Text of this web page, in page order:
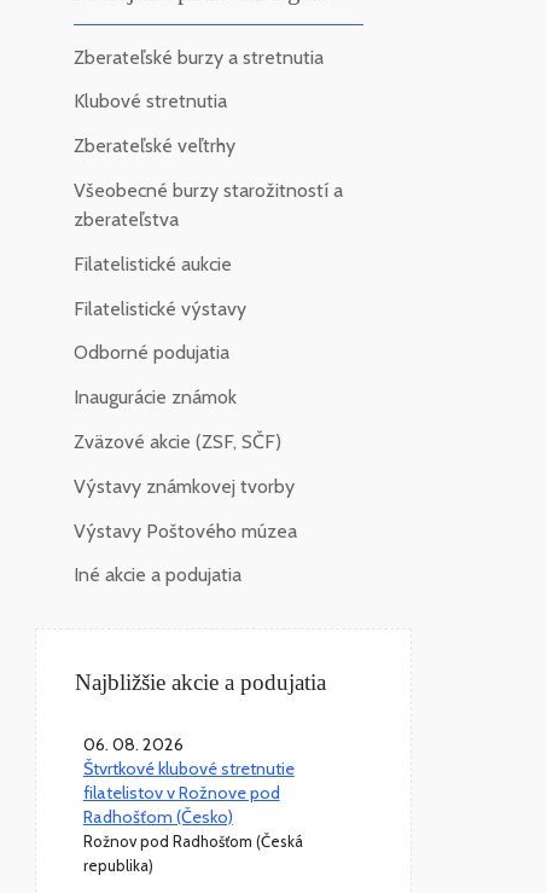
Zberateľské burzy a stretnutia
Klubové stretnutia
Zberateľské veľtrhy
Všeobecné burzy starožitností a
zberateľstva
Filatelistické aukcie
Filatelistické výstavy
Odborné podujatia
Inaugurácie známok
Zväzové akcie (ZSF, SČF)
Výstavy známkovej tvorby
Výstavy Poštového múzea
Iné akcie a podujatia
Najbližšie akcie a podujatia
06. 08. 2026
Štvrtkové klubové stretnutie
filatelistov v Rožnove pod
Radhošťom (Česko)
Rožnov pod Radhošťom (Česká
republika)